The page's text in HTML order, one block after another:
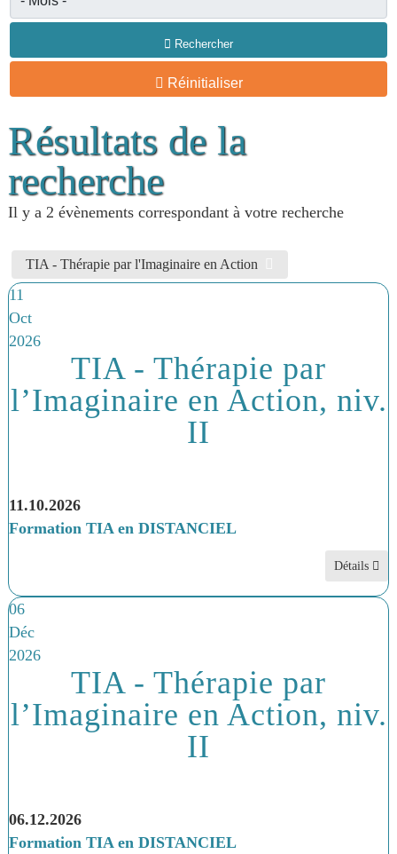
Rechercher
Réinitialiser
Résultats de la
recherche
Il y a 2 évènements correspondant à votre recherche
TIA - Thérapie par l'Imaginaire en Action
11
Oct
2026
TIA - Thérapie par
l’Imaginaire en Action, niv.
II
11.10.2026
Formation TIA en DISTANCIEL
Détails
06
Déc
2026
TIA - Thérapie par
l’Imaginaire en Action, niv.
II
06.12.2026
Formation TIA en DISTANCIEL